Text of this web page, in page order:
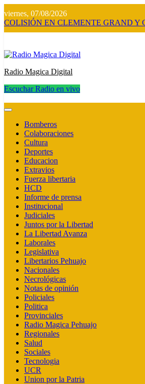
al
contenido
viernes, 07/08/2026
COLISIÓN EN CLEMENTE GRAND Y
Radio Magica Digital
Escuchar Radio en vivo
Bomberos
Colaboraciones
Cultura
Deportes
Educacion
Extravios
Fuerza libertaria
HCD
Informe de prensa
Institucional
Judiciales
Juntos por la Libertad
La Libertad Avanza
Laborales
Legislativa
Libertarios Pehuajo
Nacionales
Necrológicas
Notas de opinión
Policiales
Politica
Provinciales
Radio Magica Pehuajo
Regionales
Salud
Sociales
Tecnologia
UCR
Union por la Patria